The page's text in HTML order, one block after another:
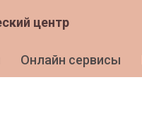
центр
Онлайн сервисы